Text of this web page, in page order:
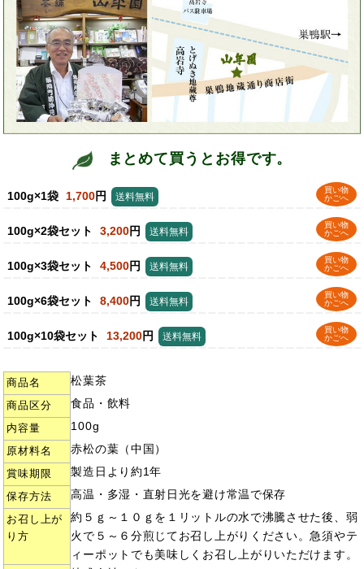
まとめて買うとお得です。
100g×1袋 1,700円
買い物
かごへ
送料無料
100g×2袋セット 3,200円
買い物
かごへ
送料無料
100g×3袋セット 4,500円
買い物
かごへ
送料無料
100g×6袋セット 8,400円
買い物
かごへ
送料無料
100g×10袋セット 13,200円
買い物
かごへ
送料無料
商品名 松葉茶
商品区分 食品・飲料
内容量 100g
原材料名 赤松の葉（中国）
賞味期限 製造日より約1年
保存方法 高温・多湿・直射日光を避け常温で保存
お召し上が
り方
約５ｇ～１０ｇを１リットルの水で沸騰させた後、弱
火で５～６分煎じてお召し上がりください。急須やテ
ィーポットでも美味しくお召し上がりいただけます。